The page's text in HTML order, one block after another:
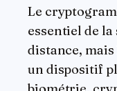
Le
essentiel de
distance,
un dispositif